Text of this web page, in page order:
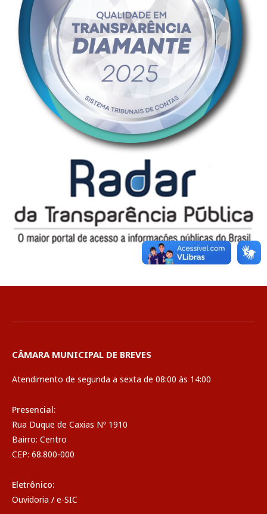
CÂMARA MUNICIPAL DE BREVES
Atendimento de segunda a sexta de 08:00 às 14:00
Presencial:
Rua Duque de Caxias Nº 1910
Bairro: Centro
CEP: 68.800-000
Eletrônico:
Ouvidoria / e-SIC